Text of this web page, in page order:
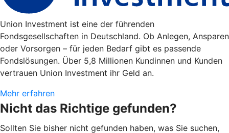
Union Investment ist eine der führenden
Fondsgesellschaften in Deutschland. Ob Anlegen, Ansparen
oder Vorsorgen – für jeden Bedarf gibt es passende
Fondslösungen. Über 5,8 Millionen Kundinnen und Kunden
vertrauen Union Investment ihr Geld an.
Mehr erfahren
Nicht das Richtige gefunden?
Sollten Sie bisher nicht gefunden haben, was Sie suchen,